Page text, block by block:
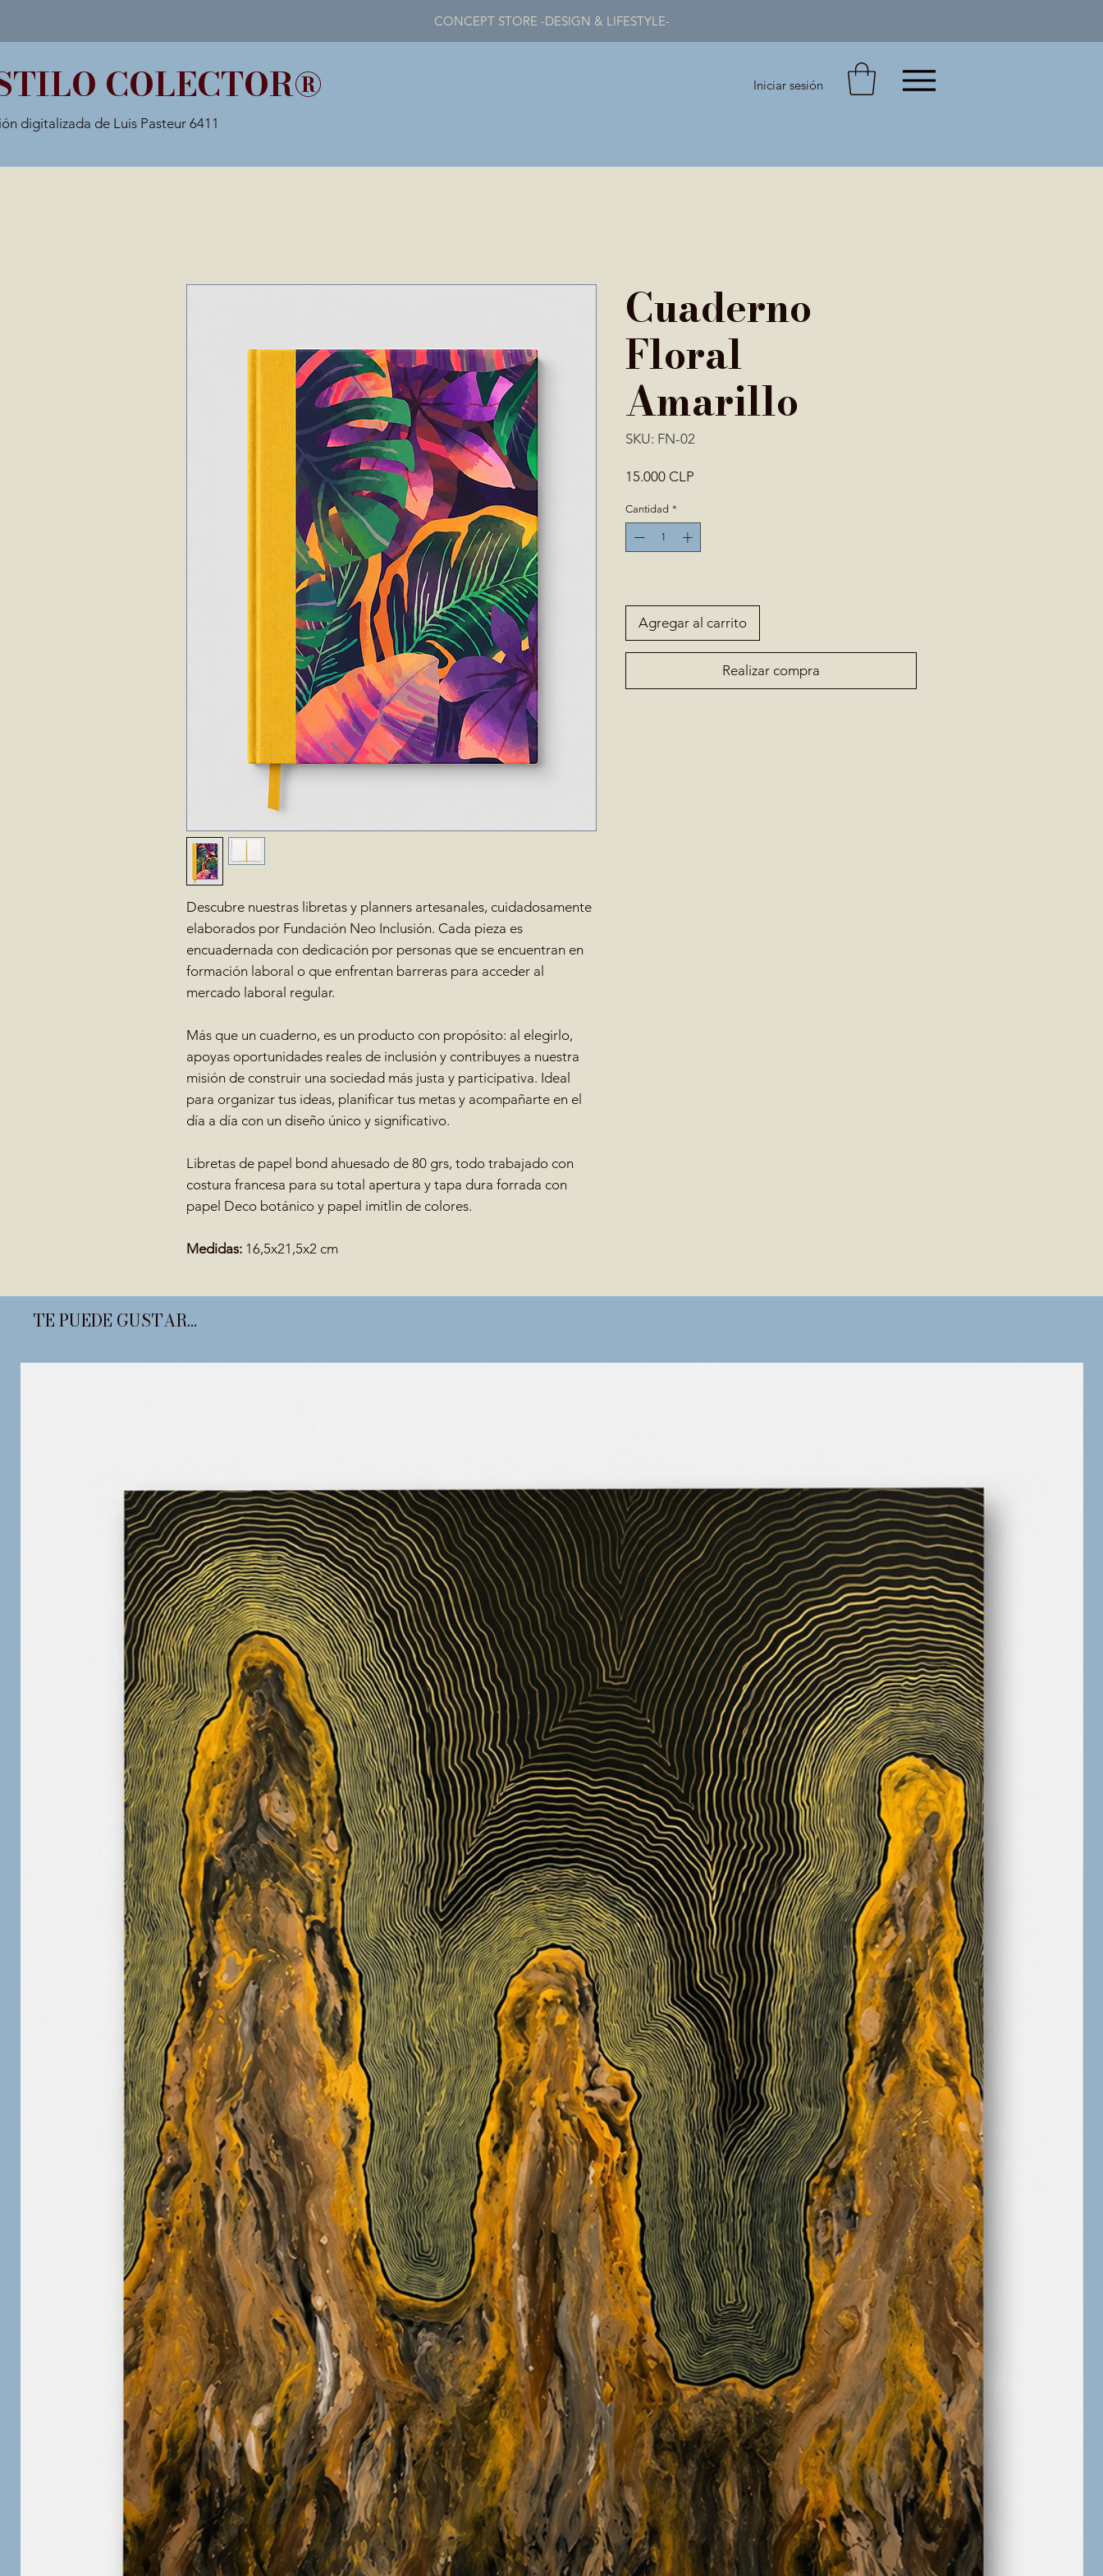
CONCEPT STORE -DESIGN & LIFESTYLE-
COLECTOR® Iniciar sesión
digitalizada de Luis Pasteur 6411
Descubre nuestras libretas y planners artesanales, cuidadosamente
elaborados por Fundación Neo Inclusión. Cada pieza es
encuadernada con dedicación por personas que se encuentran en
formación laboral o que enfrentan barreras para acceder al
mercado laboral regular.
Más que un cuaderno, es un producto con propósito: al elegirlo,
apoyas oportunidades reales de inclusión y contribuyes a nuestra
misión de construir una sociedad más justa y participativa. Ideal
para organizar tus ideas, planificar tus metas y acompañarte en el
día a día con un diseño único y significativo.
Libretas de papel bond ahuesado de 80 grs, todo trabajado con
costura francesa para su total apertura y tapa dura forrada con
papel Deco botánico y papel imitlin de colores.
Medidas: 16,5x21,5x2 cm
Cuaderno
Floral
Amarillo
SKU: FN-02
15.000 CLP
Cantidad *
Agregar al carrito
Realizar compra
TE PUEDE GUSTAR...